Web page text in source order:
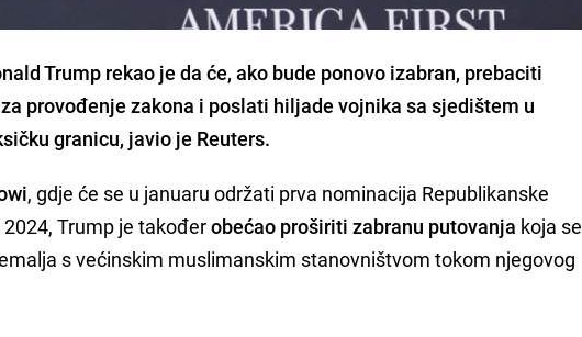
Trump rekao je da će, ako bude ponovo izabran, prebaciti
provođenje zakona i poslati hiljade vojnika sa sjedištem u
granicu, javio je Reuters.
, gdje će se u januaru održati prva nominacija Republikanske
Trump je takođerobećao proširiti zabranu putovanja koja se
s većinskim muslimanskim stanovništvom tokom njegovog